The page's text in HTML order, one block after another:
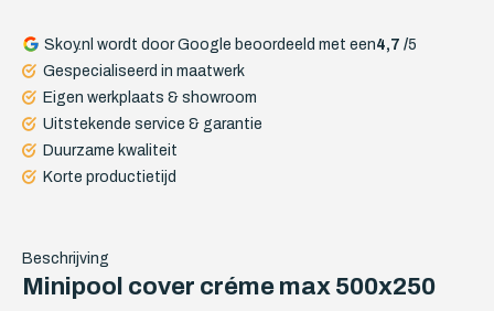
Skoy.nl wordt door Google beoordeeld met een4,7 /5
Gespecialiseerd in maatwerk
Eigen werkplaats & showroom
Uitstekende service & garantie
Duurzame kwaliteit
Korte productietijd
Beschrijving
Minipool cover créme max 500x250